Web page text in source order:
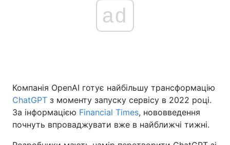
Україна Політика
Економіка Світ
ad
Компанія OpenAI готує найбільшу трансформацію
ChatGPT з моменту запуску сервісу в 2022 році.
За інформацією Financial Times, нововведення
почнуть впроваджувати вже в найближчі тижні.